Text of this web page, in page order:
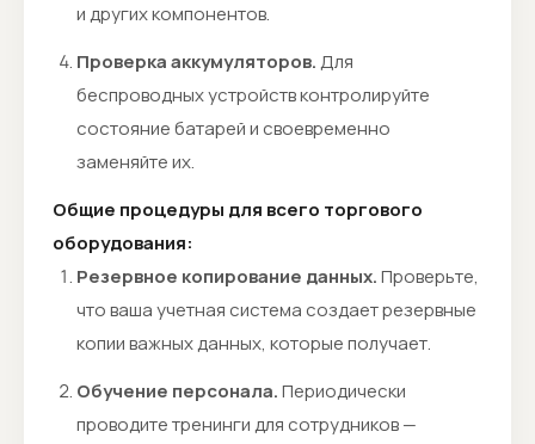
и других компонентов.
Проверка аккумуляторов.Для
беспроводных устройств контролируйте
состояние батарей и своевременно
заменяйте их.
Общие процедуры для всего торгового
оборудования:
Резервное копирование данных.Проверьте,
что ваша учетная система создает резервные
копии важных данных, которые получает.
Обучение персонала.Периодически
проводите тренинги для сотрудников —